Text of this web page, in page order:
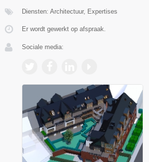
Diensten: Architectuur, Expertises
Er wordt gewerkt op afspraak.
Sociale media: